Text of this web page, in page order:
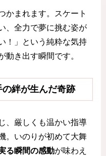
かまれます。スケート
、全力で夢に挑む姿が
！」という純粋な気持
動き出す瞬間です。
絆が生んだ奇跡
、厳しくも温かい指導
。いのりが初めて大舞
る瞬間の感動が味わえ